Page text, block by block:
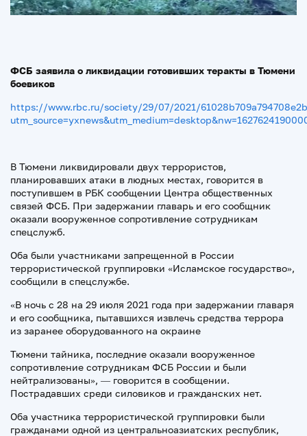
ФСБ заявила о ликвидации готовивших теракты в Тюмени
боевиков
https://www.rbc.ru/society/29/07/2021/
В Тюмени ликвидировали двух террористов,
планировавших атаки в людных местах, говорится в
поступившем в РБК сообщении Центра общественных
связей ФСБ. При задержании главарь и его сообщник
оказали вооруженное сопротивление сотрудникам
спецслужб.
Оба были участниками запрещенной в России
террористической группировки «Исламское государство»,
сообщили в спецслужбе.
«В ночь с 28 на 29 июля 2021 года при задержании главаря
и его сообщника, пытавшихся извлечь средства террора
из заранее оборудованного на окраине
Тюмени тайника, последние оказали вооруженное
сопротивление сотрудникам ФСБ России и были
нейтрализованы», — говорится в сообщении.
Пострадавших среди силовиков и гражданских нет.
Оба участника террористической группировки были
гражданами одной из центральноазиатских республик,